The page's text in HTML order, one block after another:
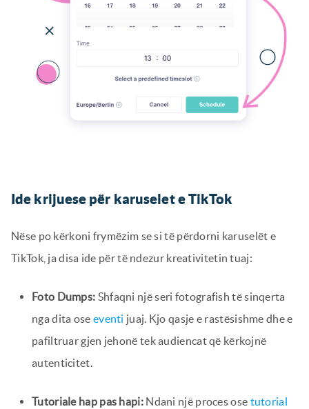
Ide krijuese për karuselet e TikTok
Nëse po kërkoni frymëzim se si të përdorni karuselët e
TikTok, ja disa ide për të ndezur kreativitetin tuaj:
Foto Dumps: Shfaqni një seri fotografish të sinqerta
nga dita ose eventi juaj. Kjo qasje e rastësishme dhe e
pafiltruar gjen jehonë tek audiencat që kërkojnë
autenticitet.
Tutoriale hap pas hapi:Ndani një proces ose tutorial